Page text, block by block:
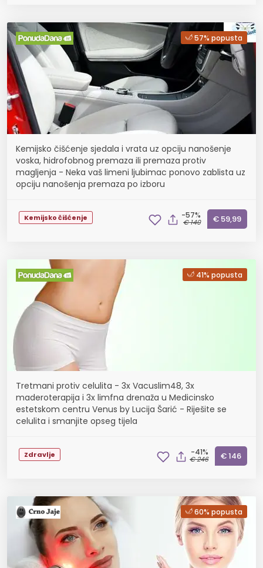
57% popusta
Kemijsko čišćenje sjedala i vrata uz opciju nanošenje
voska, hidrofobnog premaza ili premaza protiv
magljenja - Neka vaš limeni ljubimac ponovo zablista uz
opciju nanošenja premaza po izboru
Kemijsko čišćenje -57%
€ 140 € 59,99
41% popusta
Tretmani protiv celulita - 3x Vacuslim48, 3x
maderoterapija i 3x limfna drenaža u Medicinsko
estetskom centru Venus by Lucija Šarić - Riješite se
celulita i smanjite opseg tijela
Zdravlje -41%
€ 246 € 146
60% popusta